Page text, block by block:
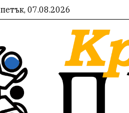
петък, 07.08.2026